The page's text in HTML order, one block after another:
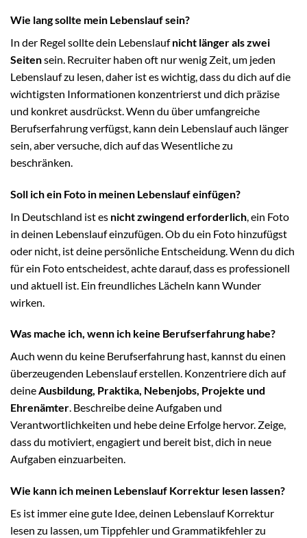
Wie lang sollte mein Lebenslauf sein?
In der Regel sollte dein Lebenslaufnicht länger als zwei
Seitensein. Recruiter haben oft nur wenig Zeit, um jeden
Lebenslauf zu lesen, daher ist es wichtig, dass du dich auf die
wichtigsten Informationen konzentrierst und dich präzise
und konkret ausdrückst. Wenn du über umfangreiche
Berufserfahrung verfügst, kann dein Lebenslauf auch länger
sein, aber versuche, dich auf das Wesentliche zu
beschränken.
Soll ich ein Foto in meinen Lebenslauf einfügen?
In Deutschland ist es nicht zwingend erforderlich , ein Foto
in deinen Lebenslauf einzufügen. Ob du ein Foto hinzufügst
oder nicht, ist deine persönliche Entscheidung. Wenn du dich
für ein Foto entscheidest, achte darauf, dass es professionell
und aktuell ist. Ein freundliches Lächeln kann Wunder
wirken.
Was mache ich, wenn ich keine Berufserfahrung habe?
Auch wenn du keine Berufserfahrung hast, kannst du einen
überzeugenden Lebenslauf erstellen. Konzentriere dich auf
deineAusbildung, Praktika, Nebenjobs, Projekte und
Ehrenämter. Beschreibe deine Aufgaben und
Verantwortlichkeiten und hebe deine Erfolge hervor. Zeige,
dass du motiviert, engagiert und bereit bist, dich in neue
Aufgaben einzuarbeiten.
Wie kann ich meinen Lebenslauf Korrektur lesen lassen?
Es ist immer eine gute Idee, deinen Lebenslauf Korrektur
lesen zu lassen, um Tippfehler und Grammatikfehler zu